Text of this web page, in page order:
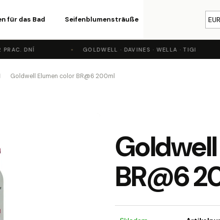
für das Bad Seifenblumensträuße EUR
DNÍ GOLDWELL · DAVINES · WELLA · TIGI
Goldwell Elumen color BR@6 200ml
BR@6
Was suchen Sie?